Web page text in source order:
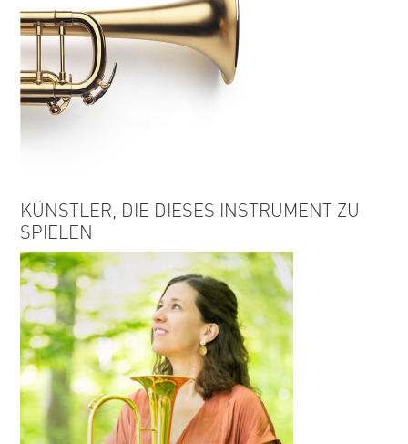
KÜNSTLER, DIE DIESES INSTRUMENT ZU
SPIELEN